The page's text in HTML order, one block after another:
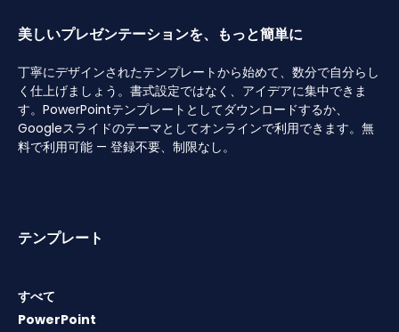
美しいプレゼンテーションを、もっと簡単に
丁寧にデザインされたテンプレートから始めて、数分で自分らし
く仕上げましょう。書式設定ではなく、アイデアに集中できま
す。PowerPointテンプレートとしてダウンロードするか、
Googleスライドのテーマとしてオンラインで利用できます。無
料で利用可能 — 登録不要、制限なし。
テンプレート
すべて
PowerPoint